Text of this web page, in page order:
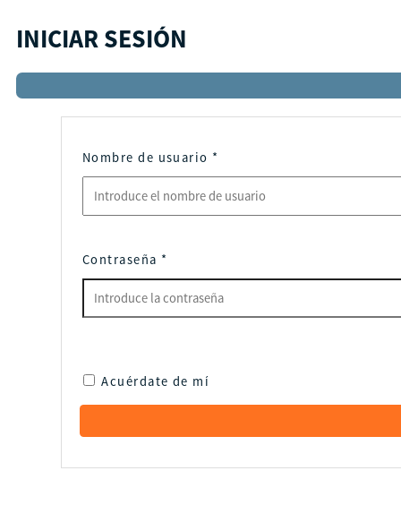
INICIAR SESIÓN
Nombre de usuario *
Contraseña *
Acuérdate de mí